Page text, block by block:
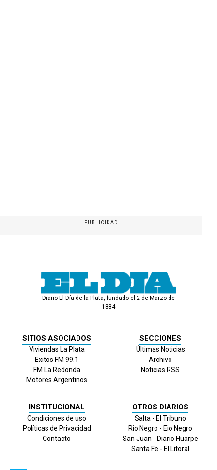
PUBLICIDAD
Diario El Día de la Plata, fundado el 2 de Marzo de
1884
SITIOS ASOCIADOS
Viviendas La Plata
Exitos FM 99.1
FM La Redonda
Motores Argentinos
SECCIONES
Últimas Noticias
Archivo
Noticias RSS
INSTITUCIONAL
Condiciones de uso
Políticas de Privacidad
Contacto
OTROS DIARIOS
Salta - El Tribuno
Rio Negro - Eio Negro
San Juan - Diario Huarpe
Santa Fe - El Litoral